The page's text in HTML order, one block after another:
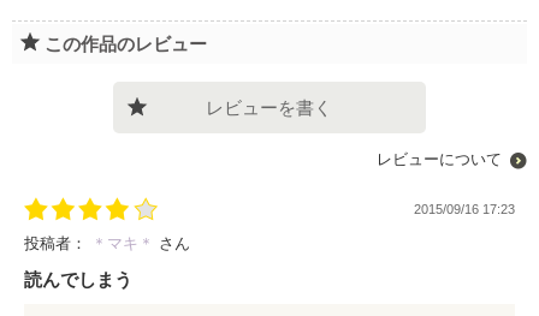
この作品のレビュー
レビューを書く
レビューについて
2015/09/16 17:23
投稿者： ＊マキ＊ さん
読んでしまう